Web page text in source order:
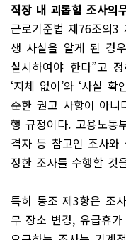
직장 내 괴롭힘 조사의
근로기준법 제76조의
생 사실을 알게 된 경
실시하여야 한다”고
‘지체 없이’와 ‘사실
순한 권고 사항이 아
행 규정이다. 고용노동
격자 등 참고인 조사
정한 조사를 수행할 것
특히 동조 제3항은 조
무 장소 변경, 유급휴